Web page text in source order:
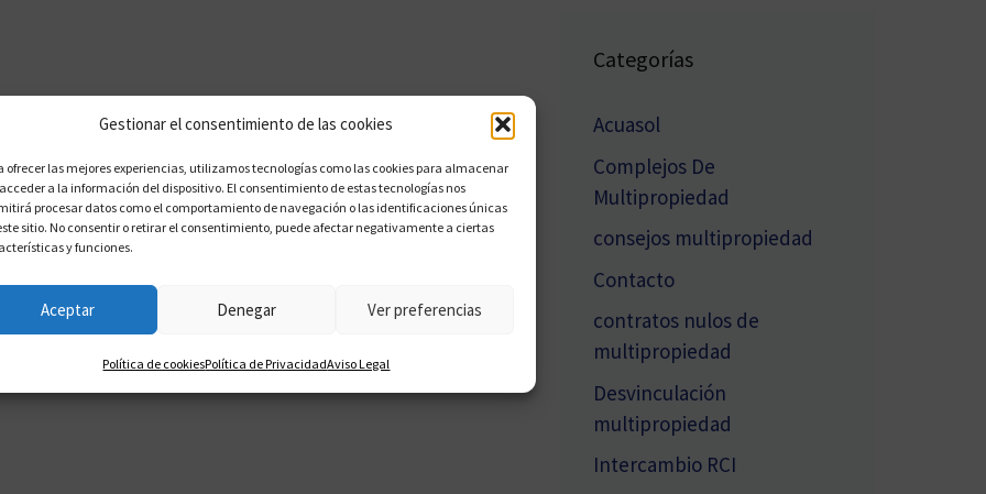
Gestionar el consentimiento de las cookies
ofrecer las mejores experiencias, utilizamos tecnologías como las cookies para almacenar
a la información del dispositivo. El consentimiento de estas tecnologías nos
procesar datos como el comportamiento de navegación o las identificaciones únicas
sitio. No consentir o retirar el consentimiento, puede afectar negativamente a ciertas
y funciones.
Aceptar Denegar Ver preferencias
Política de cookiesPolítica de PrivacidadAviso Legal
Categorías
Acuasol
Complejos De
Multipropiedad
consejos multipropiedad
Contacto
contratos nulos de
multipropiedad
Desvinculación
multipropiedad
Intercambio RCI